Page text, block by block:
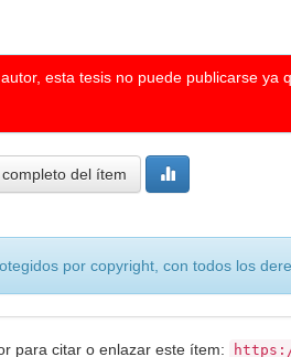
esta tesis no puede publicarse
del ítem
por copyright, con todos los
para citar o enlazar este ítem: